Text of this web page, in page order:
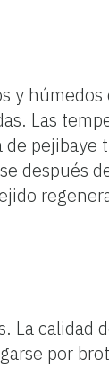
y
Las
después
La calidad
por